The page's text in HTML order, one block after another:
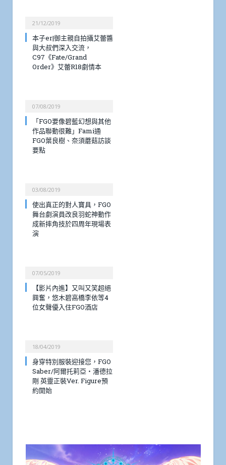
21/12/2019
本子er|御主親自拍攝艾蕾醬
與大叔們深入交流，
C97《Fate/Grand
Order》艾蕾R18劇情本
07/08/2019
「FGO要像碧藍幻想與其他
作品聯動很難」Fami通
FGO葉良樹、奈須蘑菇訪談
要點
03/08/2019
使出真正的對人寶具，FGO
舞台劇演員改良羽蛇神動作
成新摔角技於四周年現場表
演
07/05/2019
【影片內進】又叫又笑超絕
興奮，悠木碧高橋李依等4
位女聲優入住FGO酒店
18/04/2019
身穿特別服裝迎接您，FGO
Saber/阿爾托莉亞・潘德拉
剛 英靈正裝Ver. Figure預
約開始